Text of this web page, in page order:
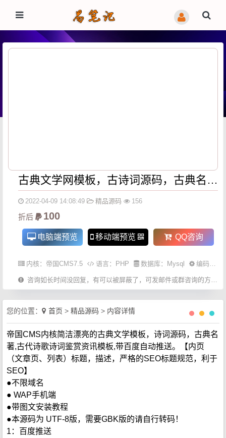
古典文学网模板，古诗词源码，古典名著,古代诗歌诗词资讯模板优化版
2022-04-09 14:08:49 精品源码 156
折后 100
电脑端预览 移动端预览 QQ咨询
内核： 帝国CMS7.5 语言： PHP 数据库：Mysql 编码：UTF-8
咨询如长时间没回复，有可以被屏蔽了，可发邮件或群咨询的方式。
您的位置： 首页 > 精品源码 > 内容详情
帝国CMS内核简洁漂亮的古典文学模板，诗词源码，古典名
著,古代诗歌诗词鉴赏资讯模板,带百度自动推送。【内页
（文章页、列表）标题，描述，严格的SEO标题规范，利于
SEO】
●不限域名
● WAP手机端
●带图文安装教程
●本源码为 UTF-8版，需要GBK版的请自行转码！
1：百度推送